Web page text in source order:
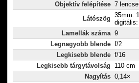
Objektív felépítése 7
Látószög 35mm:
digitális:
Lamellák száma 9
Legnagyobb blende f/2
Legkisebb blende f/16
Legkisebb tárgytávolság
110 cm
Nagyítás 0,14×